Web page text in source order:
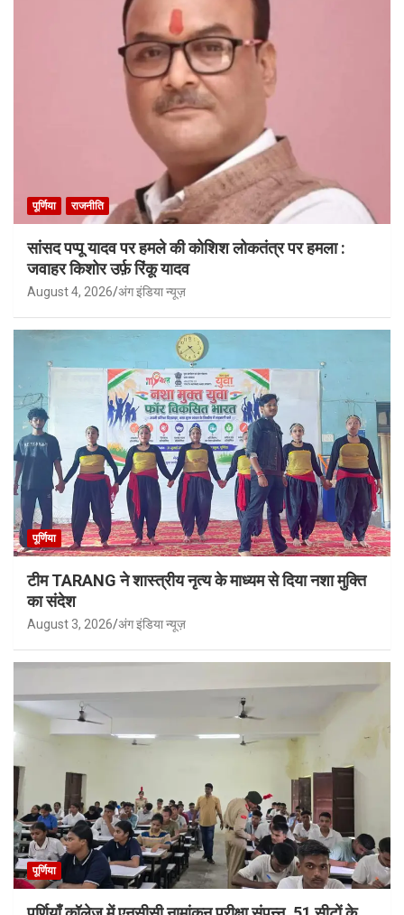
पूर्णिया राजनीति
सांसद पप्पू यादव पर हमले की कोशिश लोकतंत्र पर हमला :
जवाहर किशोर उर्फ़ रिंकू यादव
August 4, 2026 अंग इंडिया न्यूज़
पूर्णिया
टीम TARANG ने शास्त्रीय नृत्य के माध्यम से दिया नशा मुक्ति
का संदेश
August 3, 2026 अंग इंडिया न्यूज़
पूर्णिया